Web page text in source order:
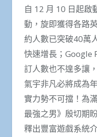
自 12 月 10 日起啟
動，旋即獲得各路
約人數已突破40萬
快速增長；Google
訂人數也不遑多讓
氣宇非凡必將成為
實力勢不可擋！為
最強之男》殷切期
釋出豐富遊戲系統